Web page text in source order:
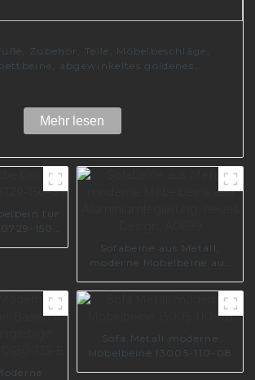
Zubehör, Teile, Möbelbeschläge,
abgewinkeltes goldenes
Mehr lesen
für
150-
Sofabeine aus Metall,
moderne Möbelbeine aus
neues Design, A0699
Sofa Metall moderne
Möbelbeine I3005-110-08